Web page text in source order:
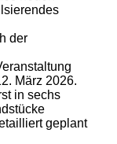
der
März 2026.
in sechs
geplant